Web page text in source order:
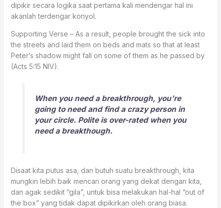
dipikir secara logika saat pertama kali mendengar hal ini
akanlah terdengar konyol.
Supporting Verse – As a result, people brought the sick into
the streets and laid them on beds and mats so that at least
Peter’s shadow might fall on some of them as he passed by
(Acts 5:15 NIV).
When you need a breakthrough, you’re
going to need and find a crazy person in
your circle. Polite is over-rated when you
need a breakthough.
Disaat kita putus asa, dan butuh suatu breakthrough, kita
mungkin lebih baik mencari orang yang dekat dengan kita,
dan agak sedikit “gila”, untuk bisa melakukan hal-hal “out of
the box” yang tidak dapat dipikirkan oleh orang biasa.